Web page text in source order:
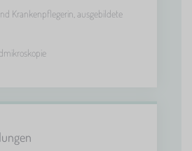
Krankenpflegerin, ausgebildete